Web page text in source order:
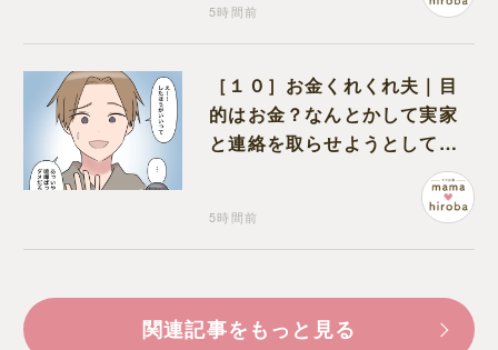
5時間前
［１０］お金くれくれ夫｜目
的はお金？なんとかして実家
と連絡を取らせようとしてく
5時間前
関連記事をもっと見る